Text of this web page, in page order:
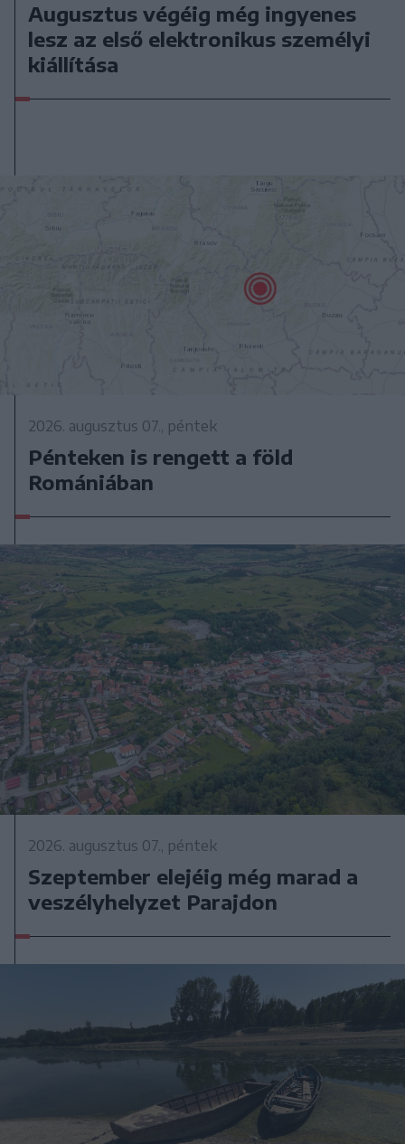
Augusztus végéig még ingyenes
lesz az első elektronikus személyi
kiállítása
2026. augusztus 07., péntek
Pénteken is rengett a föld
Romániában
2026. augusztus 07., péntek
Szeptember elejéig még marad a
veszélyhelyzet Parajdon